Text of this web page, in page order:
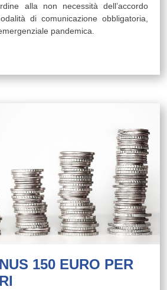
alla non necessità dell’accordo
di comunicazione obbligatoria,
pandemica.
150 EURO PER